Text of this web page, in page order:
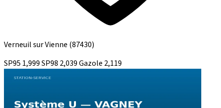
Verneuil sur Vienne (87430)
SP95 1,999SP98 2,039Gazole 2,119